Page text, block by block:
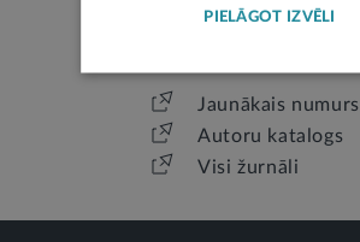
Jaunākais numurs
Autoru katalogs
Visi žurnāli
PIELĀGOT IZVĒLI